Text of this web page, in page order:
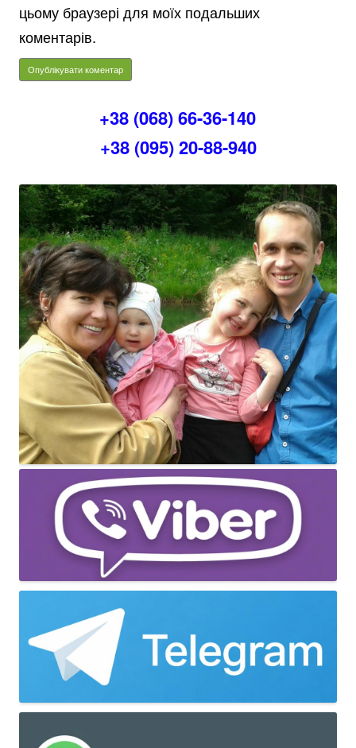
цьому браузері для моїх подальших
коментарів.
+38 (068) 66-36-140
+38 (095) 20-88-940